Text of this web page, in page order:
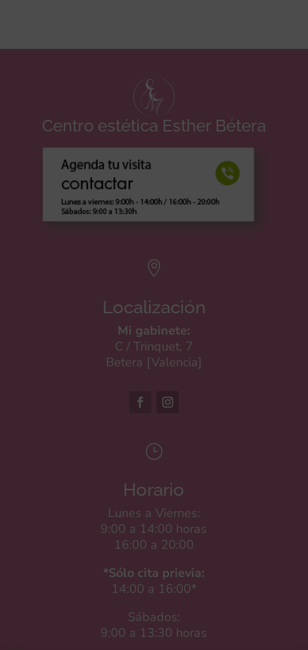
Centro estética Esther Bétera

Localización
Mi gabinete:
C / Trinquet, 7
Betera [Valencia]
}
Horario
Lunes a Viernes:
9:00 a 14:00 horas
16:00 a 20:00
*Sólo cita prievia:
14:00 a 16:00*
Sábados:
9:00 a 13:30 horas